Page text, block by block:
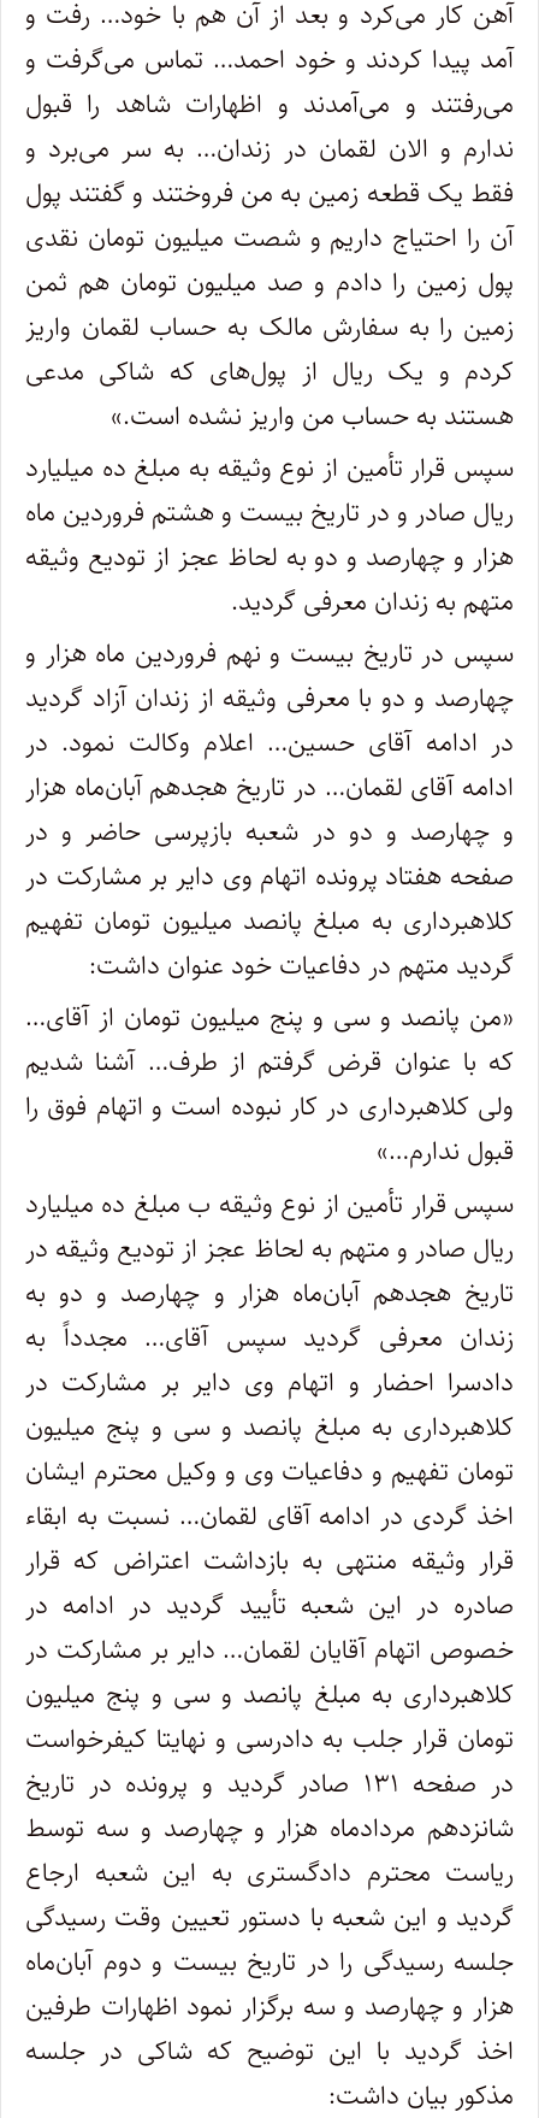
آهن کار می‌کرد و بعد از آن هم با خود… رفت و
آمد پیدا کردند و خود احمد… تماس می‌گرفت و
می‌رفتند و می‌آمدند و اظهارات شاهد را قبول
ندارم و الان لقمان در زندان… به سر می‌برد و
فقط یک قطعه زمین به من فروختند و گفتند پول
آن را احتیاج داریم و شصت میلیون تومان نقدی
پول زمین را دادم و صد میلیون تومان هم ثمن
زمین را به سفارش مالک به حساب لقمان واریز
کردم و یک ریال از پول‌های که شاکی مدعی
هستند به حساب من واریز نشده است.»
سپس قرار تأمین از نوع وثیقه به مبلغ ده میلیارد
ریال صادر و در تاریخ بیست و هشتم فروردین ماه
هزار و چهارصد و دو به لحاظ عجز از تودیع وثیقه
متهم به زندان معرفی گردید.
سپس در تاریخ بیست و نهم فروردین ماه هزار و
چهارصد و دو با معرفی وثیقه از زندان آزاد گردید
در ادامه آقای حسین… اعلام وکالت نمود. در
ادامه آقای لقمان… در تاریخ هجدهم آبان‌ماه هزار
و چهارصد و دو در شعبه بازپرسی حاضر و در
صفحه هفتاد پرونده اتهام وی دایر بر مشارکت در
کلاهبرداری به مبلغ پانصد میلیون تومان تفهیم
گردید متهم در دفاعیات خود عنوان داشت:
«من پانصد و سی و پنج میلیون تومان از آقای…
که با عنوان قرض گرفتم از طرف… آشنا شدیم
ولی کلاهبرداری در کار نبوده است و اتهام فوق را
قبول ندارم…»
سپس قرار تأمین از نوع وثیقه ب مبلغ ده میلیارد
ریال صادر و متهم به لحاظ عجز از تودیع وثیقه در
تاریخ هجدهم آبان‌ماه هزار و چهارصد و دو به
زندان معرفی گردید سپس آقای… مجدداً به
دادسرا احضار و اتهام وی دایر بر مشارکت در
کلاهبرداری به مبلغ پانصد و سی و پنج میلیون
تومان تفهیم و دفاعیات وی و وکیل محترم ایشان
اخذ گردی در ادامه آقای لقمان… نسبت به ابقاء
قرار وثیقه منتهی به بازداشت اعتراض که قرار
صادره در این شعبه تأیید گردید در ادامه در
خصوص اتهام آقایان لقمان… دایر بر مشارکت در
کلاهبرداری به مبلغ پانصد و سی و پنج میلیون
تومان قرار جلب به دادرسی و نهایتا کیفرخواست
در صفحه ۱۳۱ صادر گردید و پرونده در تاریخ
شانزدهم مردادماه هزار و چهارصد و سه توسط
ریاست محترم دادگستری به این شعبه ارجاع
گردید و این شعبه با دستور تعیین وقت رسیدگی
جلسه رسیدگی را در تاریخ بیست و دوم آبان‌ماه
هزار و چهارصد و سه برگزار نمود اظهارات طرفین
اخذ گردید با این توضیح که شاکی در جلسه
مذکور بیان داشت: